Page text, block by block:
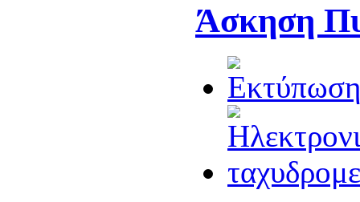
Άσκηση